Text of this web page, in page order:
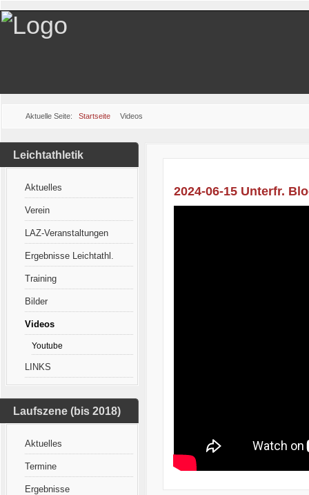
Aktuelle Seite: Startseite Videos
Leichtathletik
Aktuelles
Verein
LAZ-Veranstaltungen
Ergebnisse Leichtathl.
Training
Bilder
Videos
Youtube
LINKS
Laufszene (bis 2018)
Aktuelles
Termine
Ergebnisse
2024-06-15 Unterfr.